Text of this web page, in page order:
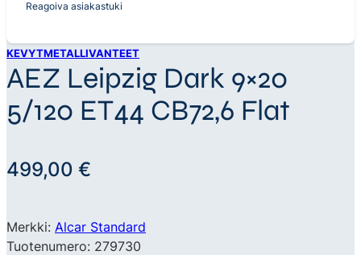
Reagoiva asiakastuki
KEVYTMETALLIVANTEET
AEZ Leipzig Dark 9×20
5/120 ET44 CB72,6 Flat
499,00 €
Merkki: Alcar Standard
Tuotenumero: 279730